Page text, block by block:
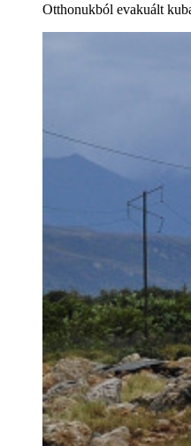
Otthonukból evakuált